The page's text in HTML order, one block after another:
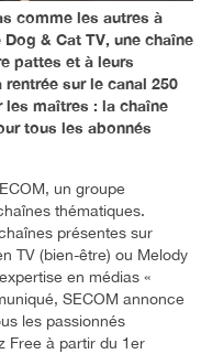
comme les autres à
& Cat TV, une chaîne
pattes et à leurs
sur le canal 250
les maîtres : la chaîne
tous les abonnés
un groupe
thématiques.
présentes sur
TV (bien-être) ou Melody
en médias «
SECOM annonce
les passionnés
Free à partir du 1er